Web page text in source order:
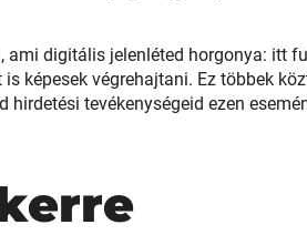
digitális jelenléted horgonya: itt
képesek végrehajtani. Ez többek
tevékenységeid ezen